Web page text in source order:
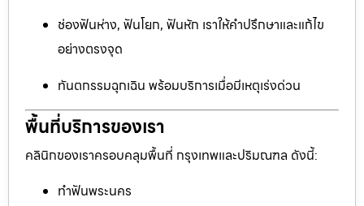
ช่องฟันห่าง, ฟันโยก, ฟันหัก เราให้คำปรึกษาและแก้ไข
อย่างตรงจุด
ทันตกรรมฉุกเฉิน พร้อมบริการเมื่อมีเหตุเร่งด่วน
พื้นที่บริการของเรา
คลินิกของเราครอบคลุมพื้นที่ กรุงเทพและปริมณฑล ดังนี้:
ทำฟันพระนคร